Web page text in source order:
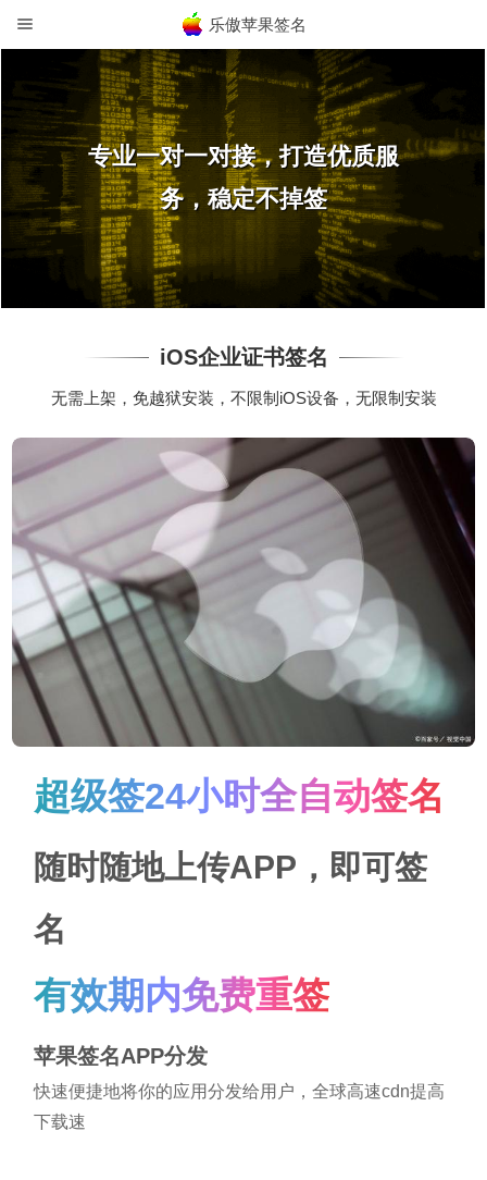
乐傲苹果签名
专业一对一对接，打造优质服
务，稳定不掉签
iOS企业证书签名
无需上架，免越狱安装，不限制iOS设备，无限制安装
超级签24小时全自动签名
随时随地上传APP，即可签
名
有效期内免费重签
苹果签名APP分发
快速便捷地将你的应用分发给用户，全球高速cdn提高
下载速